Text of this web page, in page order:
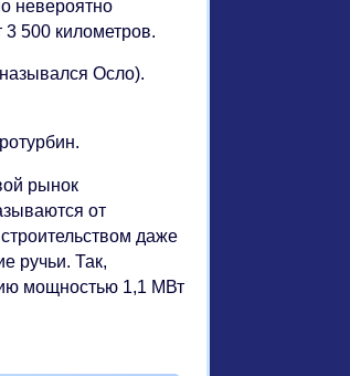
невероятно
3 500 километров.
Осло).
рынок
от
даже
ручьи. Так,
мощностью 1,1 МВт